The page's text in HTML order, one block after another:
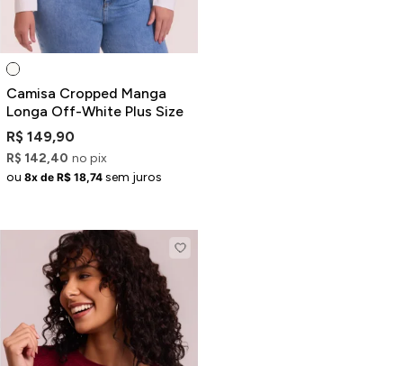
Camisa Cropped Manga
Longa Off-White Plus Size
R$ 149,90
R$ 142,40 no pix
ou 8x de R$ 18,74 sem juros